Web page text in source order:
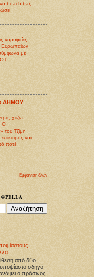
beach bar,
κορυφαίες
Ευρωπαίων
με
ΔΗΜΟΥ
χτίζω
Ο
του Τζίμη
και
ποτέ
Εμφάνιση όλων
από δύο
οδηγό
ο πράσινος